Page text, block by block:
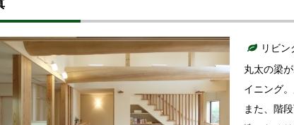
リビ
丸太の梁
イニング
また、階